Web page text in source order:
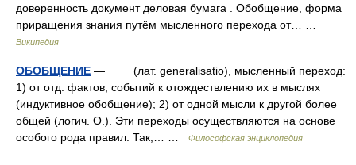
доверенность документ деловая бумага . Обобщение, форма
приращения знания путём мысленного перехода от… …
Википедия
ОБОБЩЕНИЕ — (лат. generalisatio), мысленный переход:
1) от отд. фактов, событий к отождествлению их в мыслях
(индуктивное обобщение); 2) от одной мысли к другой более
общей (логич. О.). Эти переходы осуществляются на основе
особого рода правил. Так,… …
Философская энциклопедия